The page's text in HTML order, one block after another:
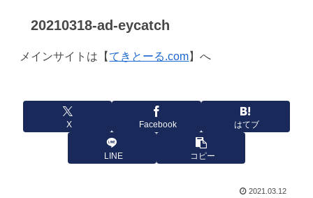
20210318-ad-eycatch
メインサイトは【てきとーる.com】へ
X Facebook はてブ
LINE コピー
2021.03.12